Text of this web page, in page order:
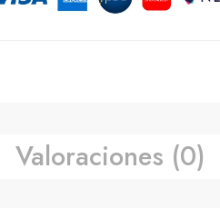
Valoraciones (0)